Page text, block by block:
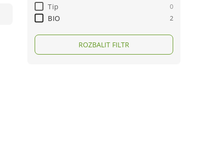
Tip 0
BIO 2
ROZBALIT FILTR